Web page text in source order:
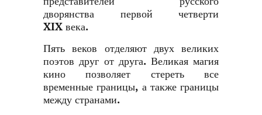
дворянства первой четверти
XIX века.
Пять веков отделяют двух великих
поэтов друг от друга. Великая магия
кино позволяет стереть все
временные границы, а также границы
между странами.